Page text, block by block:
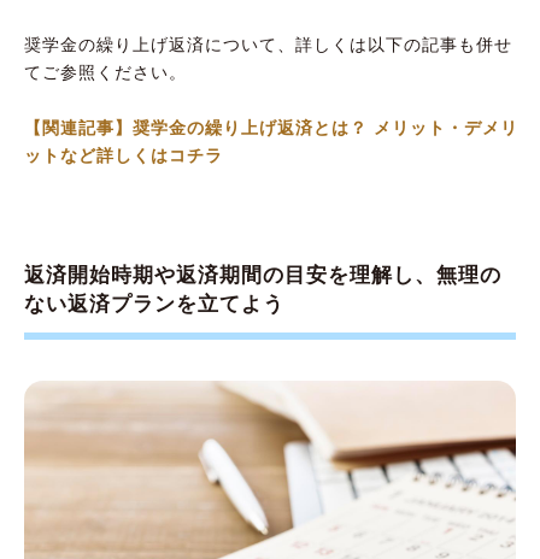
奨学金の繰り上げ返済について、詳しくは以下の記事も併せ
てご参照ください。
【関連記事】奨学金の繰り上げ返済とは？ メリット・デメリ
ットなど詳しくはコチラ
返済開始時期や返済期間の目安を理解し、無理の
ない返済プランを立てよう